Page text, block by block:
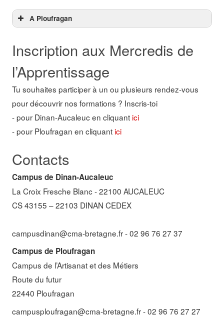
22 mars 2023
Boulangerie-Pâtisserie :
1er mars 2023
16 novembre 2022
11 janvier 2023
1er mars 2023
23 novembre 2022
5 avril 2023
Peinture en carrosserie :
4 janvier 2023
5 avril 2023
A Ploufragan
Inscription aux Mercredis de
l’Apprentissage
Tu souhaites participer à un ou plusieurs rendez-vous
pour découvrir nos formations ? Inscris-toi
- pour Dinan-Aucaleuc en cliquant ici
- pour Ploufragan en cliquant ici
Contacts
Campus de Dinan-Aucaleuc
La Croix Fresche Blanc - 22100 AUCALEUC
CS 43155 – 22103 DINAN CEDEX
campusdinan@cma-bretagne.fr- 02 96 76 27 37
Campus de Ploufragan
Campus de l’Artisanat et des Métiers
Route du futur
22440 Ploufragan
campusploufragan@cma-bretagne.fr- 02 96 76 27 27